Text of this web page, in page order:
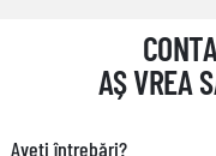
AȘ VREA
Aveți întrebări?